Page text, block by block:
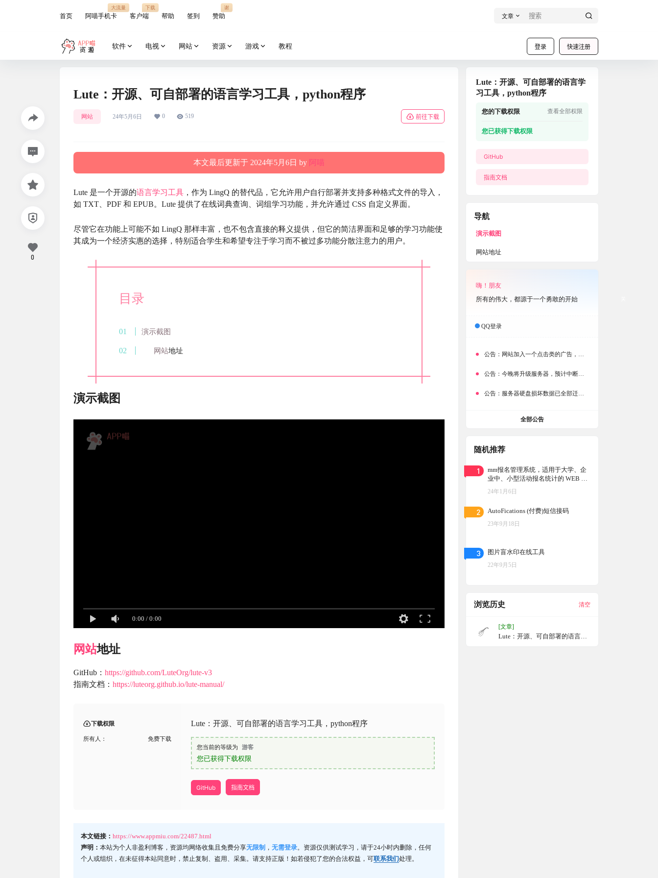
首页 阿喵手机卡
大流量
客户端
下载
帮助 签到 赞助
谢
文章
登录 快速注册
软件 电视 网站 资源 游戏 教程
Lute：开源、可自部署的语言学习工具，python程序
网站 24年5月6日 0 519 前往下载
本文最后更新于 2024年5月6日 by 阿喵
Lute 是一个开源的语言学习工具 ，作为 LingQ 的替代品，它允许用户自行部署并支持多种格式文件的导入，
如 TXT、PDF 和 EPUB。Lute 提供了在线词典查询、词组学习功能，并允许通过 CSS 自定义界面。
尽管它在功能上可能不如 LingQ 那样丰富，也不包含直接的释义提供，但它的简洁界面和足够的学习功能使
其成为一个经济实惠的选择，特别适合学生和希望专注于学习而不被过多功能分散注意力的用户。
目录
演示截图
网站地址
演示截图
0:00 / 0:00
网站地址
GitHub： https://github.com/LuteOrg/lute-v3
指南文档： https://luteorg.github.io/lute-manual/
下载权限
所有人： 免费下载
Lute：开源、可自部署的语言学习工具，python程序
您当前的等级为 游客
您已获得下载权限
GitHub 指南文档
本文链接： https://www.appmiu.com/22487.html
声明： 本站为个人非盈利博客，资源均网络收集且免费分享无限制 ， 无需登录。资源仅供测试学习，请于24小时内删除，任何
个人或组织，在未征得本站同意时，禁止复制、盗用、采集。请支持正版！如若侵犯了您的合法权益，可联系我们处理。
0
Lute：开源、可自部署的语言学
习工具，python程序
您的下载权限 查看全部权限
您已获得下载权限
GitHub
指南文档
导航
演示截图
网站地址
嗨！朋友
所有的伟大，都源于一个勇敢的开始
QQ登录
公告： 网站加入一个点击类的广告，大家点击下载按钮需要注意
公告： 今晚将升级服务器，预计中断时常为1分钟
公告： 服务器硬盘损坏数据已全部迁移备份，网站恢复完成！
全部公告
随机推荐
1
mm报名管理系统，适用于大学、企
业中、小型活动报名统计的 WEB 项
目
24年1月6日
2 AutoFications (付费)短信接码
23年9月18日
3 图片盲水印在线工具
22年9月5日
浏览历史 清空
[文章]
Lute：开源、可自部署的语言学